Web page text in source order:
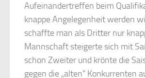
Aufeinandertreffen beim
knappe Angelegenheit werden
schaffte man als Dritter nur
Mannschaft steigerte sich mit
schon Zweiter und krönte die
gegen die „alten“ Konkurrenten